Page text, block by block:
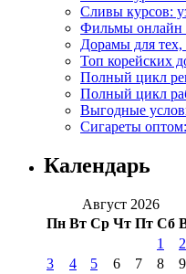
Сливы курсов:
Фильмы онлайн
Дорамы для тех,
Топ корейских
Полный цикл
Полный цикл
Выгодные
Сигареты
Календарь
Август 2026
Пн Вт Ср Чт Пт Сб
1
2
3
4 5 6 7 8
9